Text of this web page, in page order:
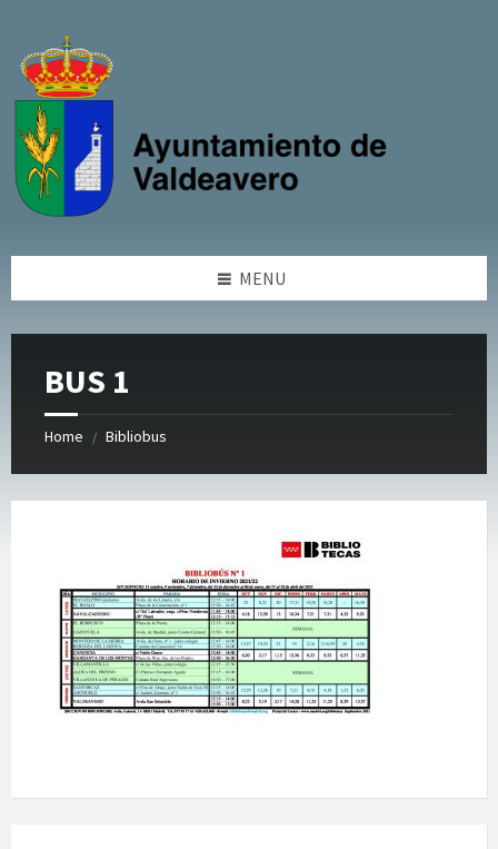
content
sidebar
footer
MENU
BUS 1
Home / Bibliobus